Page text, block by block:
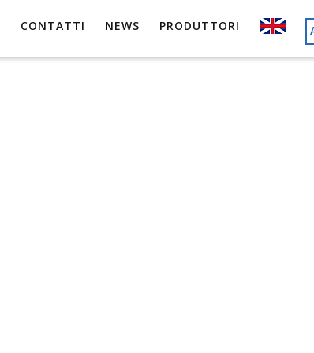
CONTATTI NEWS PRODUTTORI